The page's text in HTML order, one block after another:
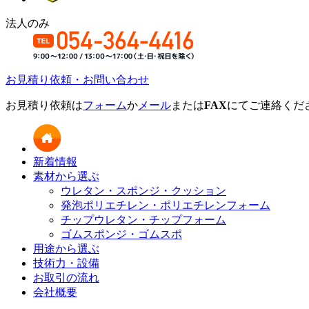
法人のみ
お見積り依頼・お問い合わせ
お見積り依頼はフォームか メールまたはFAXにてご連絡くだ
新着情報
素材から選ぶ
ウレタン・スポンジ・クッション
発泡ポリエチレン・ポリエチレンフォーム
チップウレタン・チップフォーム
ゴムスポンジ・ゴムスポ
用途から選ぶ
技術力・設備
お取引の流れ
会社概要